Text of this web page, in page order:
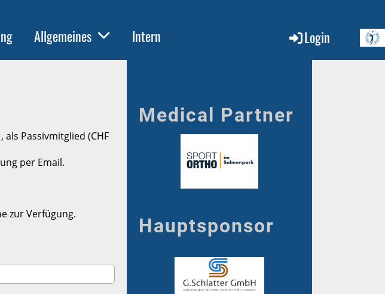
Allgemeines Intern Login
Passivmitglied (CHF
per Email.
zur Verfügung.
Medical Partner
Hauptsponsor